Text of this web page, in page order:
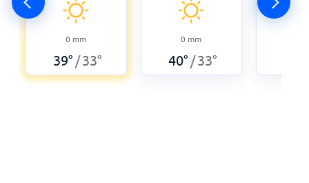
0 mm
39° /33°
0 mm
40° /33°